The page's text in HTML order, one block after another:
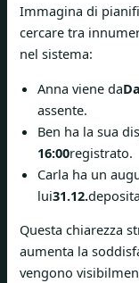
Immagina di
cercare tra
nel sistema:
Anna viene da
assente.
Ben ha la sua
16:00registrato.
Carla ha un
lui31.12.
Questa chiarezza
aumenta la
vengono